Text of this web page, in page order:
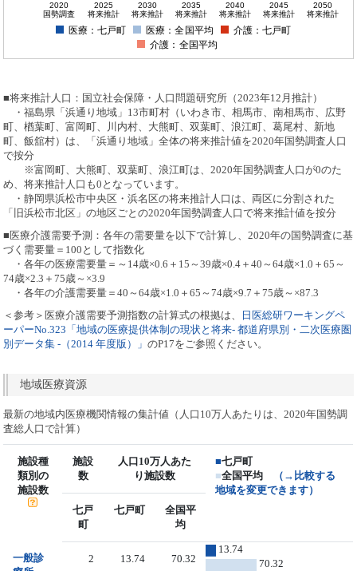
2020
国勢調査
2025
将来推計
2030
将来推計
2035
将来推計
2040
将来推計
2045
将来推計
2050
将来推計
医療：七戸町 医療：全国平均
介護：七戸町
介護：全国平均
■将来推計人口：国立社会保障・人口問題研究所（2023年12月推計）
・福島県「浜通り地域」13市町村（いわき市、相馬市、南相馬市、広野
町、楢葉町、富岡町、川内村、大熊町、双葉町、浪江町、葛尾村、新地
町、飯舘村）は、「浜通り地域」全体の将来推計値を2020年国勢調査人口
で按分
※富岡町、大熊町、双葉町、浪江町は、2020年国勢調査人口が0のた
め、将来推計人口も0となっています。
・静岡県浜松市中央区・浜名区の将来推計人口は、両区に分割された
「旧浜松市北区」の地区ごとの2020年国勢調査人口で将来推計値を按分
■医療介護需要予測：各年の需要量を以下で計算し、2020年の国勢調査に基
づく需要量＝100として指数化
・各年の医療需要量＝～14歳×0.6＋15～39歳×0.4＋40～64歳×1.0＋65～
74歳×2.3＋75歳～×3.9
・各年の介護需要量＝40～64歳×1.0＋65～74歳×9.7＋75歳～×87.3
＜参考＞医療介護需要予測指数の計算式の根拠は、
日医総研ワーキングペ
ーパーNo.323「地域の医療提供体制の現状と将来- 都道府県別・二次医療圏
別データ集 -（2014 年度版）」のP17をご参照ください。
地域医療資源
最新の地域内医療機関情報の集計値（人口10万人あたりは、2020年国勢調
査総人口で計算）
施設種
類別の
施設数
施設
数
人口10万人あた
り施設数
■七戸町
■全国平均
（→比較する
地域を変更できます）
七戸
町
七戸町
全国平
均
一般診
2 13.74 70.32
13.74
70.32